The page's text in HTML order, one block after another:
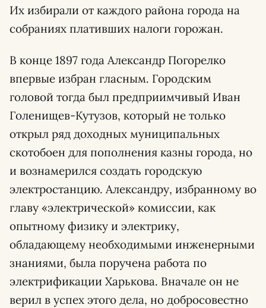
Их избирали от каждого района города на
собраниях плативших налоги горожан.
В конце 1897 года Александр Погорелко
впервые избран гласным. Городским
головой тогда был предприимчивый Иван
Голенищев-Кутузов, который не только
открыл ряд доходных муниципальных
скотобоен для пополнения казны города, но
и вознамерился создать городскую
электростанцию. Александру, избранному во
главу «электрической» комиссии, как
опытному физику и электрику,
обладающему необходимыми инженерными
знаниями, была поручена работа по
электрификации Харькова. Вначале он не
верил в успех этого дела, но добросовестно